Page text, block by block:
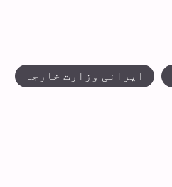
ایرانی وزارت خارجہ